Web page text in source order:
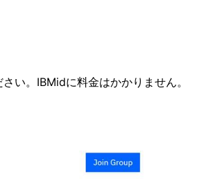
い。 IBMidに料金はかかりません。